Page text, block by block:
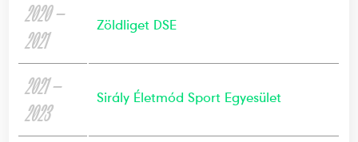
2020 —
2021
Zöldliget DSE
2021 —
2023
Sirály Életmód Sport Egyesület